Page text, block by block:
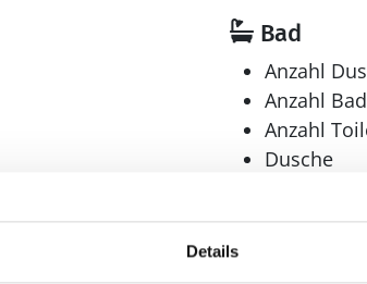
Details
Bad
Anzahl
Anzahl
Anzahl
Dusche